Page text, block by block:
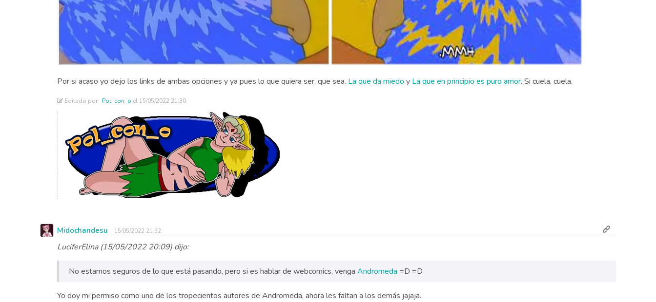
Por si acaso yo dejo los links de ambas opciones y ya pues lo que quiera ser, que sea. La que da miedo y La que en principio es puro amor. Si cuela, cuela.
Editado por: Pol_con_o el 15/05/2022 21:30
Midochandesu 15/05/2022 21:32
LuciferElina (15/05/2022 20:09) dijo:
No estamos seguros de lo que está pasando, pero si es hablar de webcomics, venga Andromeda =D =D
Yo doy mi permiso como uno de los tropecientos autores de Andromeda, ahora les faltan a los demás jajaja.